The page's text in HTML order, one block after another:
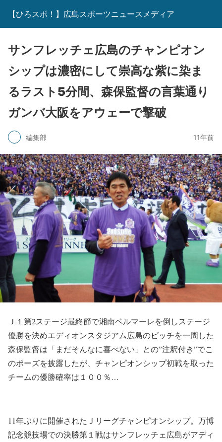
【ひろスポ！】広島スポーツニュースメディア
サンフレッチェ広島のチャンピオン
シップは濃密にして崇高な紫に染ま
るラスト5分間、森保監督の言葉通り
ガンバ大阪をアウェーで撃破
編集部 11年前
Ｊ１第2ステージ最終節で湘南ベルマーレを倒しステージ
優勝を決めエディオンスタジアム広島のピッチを一周した
森保監督は「まだそんなに喜べない」との”注釈付き”でこ
のポーズを披露したが、チャンピオンシップ初戦を取った
チームの優勝確率は１００％…
11年ぶりに開催されたＪリーグチャンピオンシップ。万博
記念競技場での決勝第１戦はサンフレッチェ広島がアディ